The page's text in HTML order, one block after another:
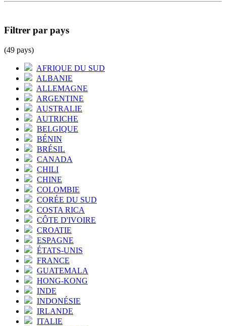
Filtrer par pays
(49 pays)
AFRIQUE DU SUD
ALBANIE
ALLEMAGNE
ARGENTINE
AUSTRALIE
AUTRICHE
BELGIQUE
BÉNIN
BRÉSIL
CANADA
CHILI
CHINE
COLOMBIE
CORÉE DU SUD
COSTA RICA
CÔTE D'IVOIRE
CROATIE
ESPAGNE
ÉTATS-UNIS
FRANCE
GUATEMALA
HONG-KONG
INDE
INDONÉSIE
IRLANDE
ITALIE